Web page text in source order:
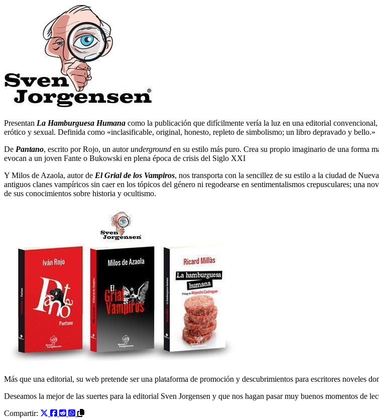
Presentan La Hamburguesa Humana como la publicación que difícilmente vería la luz en una editorial
erótico y sexual. Definida como «inclasificable, original, honesto, repleto de simbolismo; un libro depravado y bello.»
De Pantano, escrito por Rojo, un autorunderground en su estilo más puro. Crea su propio imaginario de una forma
evocan a un joven Fante o Bukowski en plena época de crisis del Siglo XXI
Y Milos de Azaola, autor de El Grial de los Vampiros, nos transporta con la sencillez de su estilo a la ciudad de
antiguos clanes vampíricos sin caer en los tópicos del género ni regodearse en sentimentalismos crepusculares; una
de sus conocimientos sobre historia y ocultismo.
Más que una editorial, su web pretende ser una plataforma de promoción y descubrimientos para escritores noveles
Deseamos la mejor de las suertes para la editorial Sven Jorgensen y que nos hagan pasar muy buenos momentos de
Compartir: